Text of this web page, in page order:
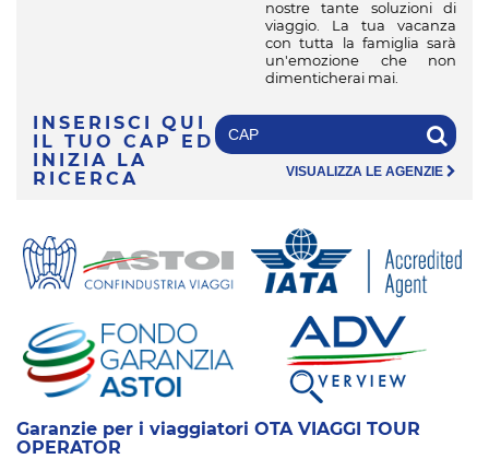
nostre tante soluzioni di
viaggio. La tua vacanza
con tutta la famiglia sarà
un'emozione che non
dimenticherai mai.
INSERISCI QUI
IL TUO CAP
ED
INIZIA LA
RICERCA
VISUALIZZA LE AGENZIE
Garanzie per i viaggiatori OTA VIAGGI TOUR
OPERATOR